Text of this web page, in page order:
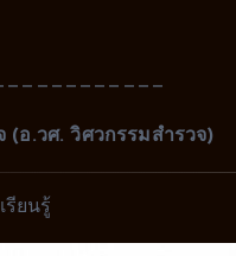
อ.วศ. วิศวกรรมสำรวจ)
ยนรู้